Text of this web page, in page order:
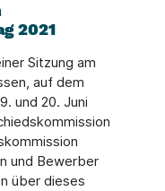
2021
Sitzung am
auf dem
und 20. Juni
und Bewerber
über dieses